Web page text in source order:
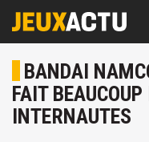
BANDAI
FAIT
INTERNAUTES